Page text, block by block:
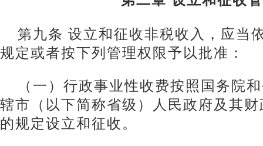
第九条 设立和征收非税收入，应当
规定或者按下列管理权限予以批准：
（一）行政事业性收费按照国务院
辖市（以下简称省级）人民政府及其
的规定设立和征收。